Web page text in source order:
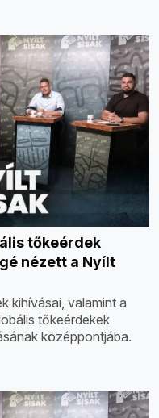
tőkeérdek
nézett a Nyílt
kihívásai, valamint a
tőkeérdekek
középpontjába.